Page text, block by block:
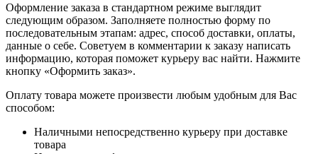
Оформление заказа в стандартном режиме выглядит
следующим образом. Заполняете полностью форму по
последовательным этапам: адрес, способ доставки, оплаты,
данные о себе. Советуем в комментарии к заказу написать
информацию, которая поможет курьеру вас найти. Нажмите
кнопку «Оформить заказ».
Оплату товара можете произвести любым удобным для Вас
способом:
Наличными непосредственно курьеру при доставке
товара